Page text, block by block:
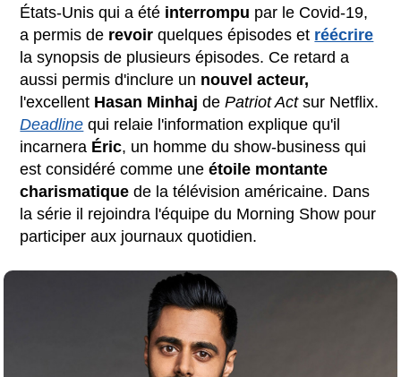
États-Unis qui a été interrompu par le Covid-19,
a permis de revoir quelques épisodes et réécrire
la synopsis de plusieurs épisodes. Ce retard a
aussi permis d'inclure un nouvel acteur,
l'excellent Hasan Minhaj dePatriot Actsur Netflix.
Deadline qui relaie l'information explique qu'il
incarnera Éric, un homme du show-business qui
est considéré comme uneétoile montante
charismatique de la télévision américaine. Dans
la série il rejoindra l'équipe du Morning Show pour
participer aux journaux quotidien.